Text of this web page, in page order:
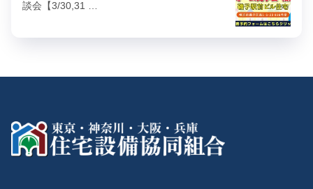
談会【3/30,31 …